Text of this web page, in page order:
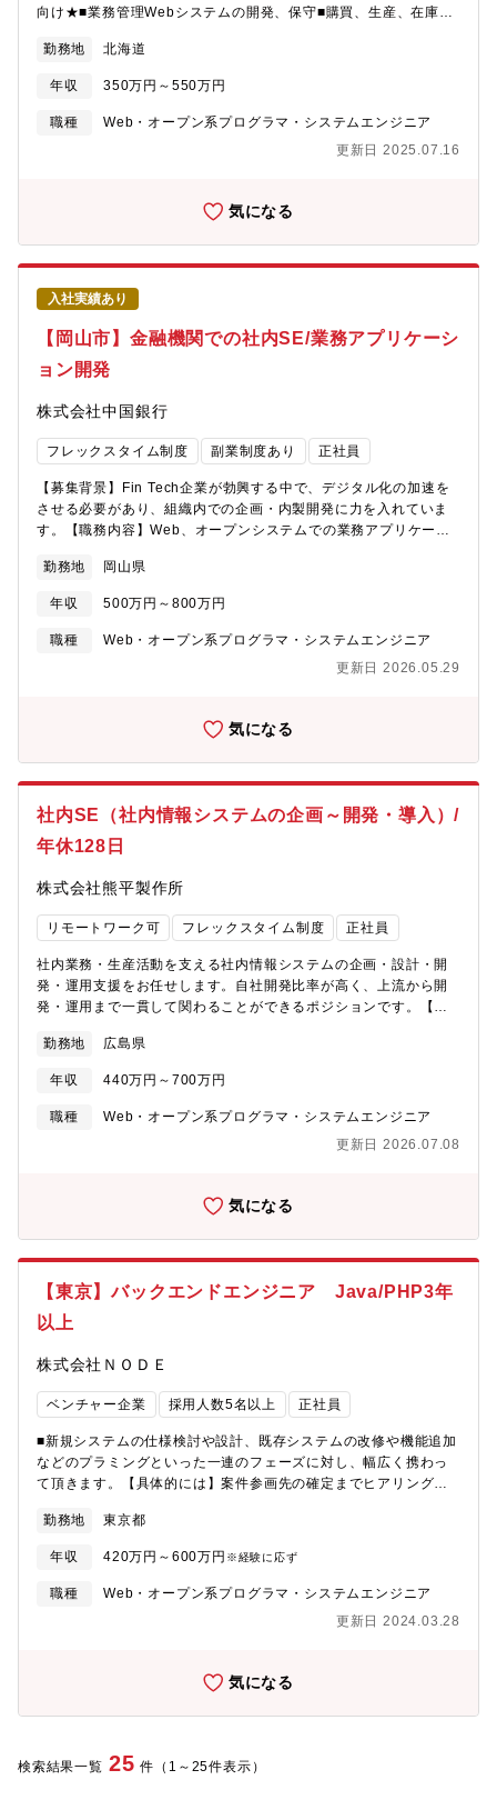
向け★■業務管理Webシステムの開発、保守■購買、生産、在庫、
労務管理が行えるシステムを内製化。★社外向け★■node-
eye（社外向けサービス）の開発保守 ■自社サイトなどCMSを利
用した開発、保守
勤務地 北海道
年収 350万円～550万円
職種
Web・オープン系プログラマ・システムエンジニア
更新日 2025.07.16
気になる
入社実績あり
【岡山市】金融機関での社内SE/業務アプリケーシ
ョン開発
株式会社中国銀行
フレックスタイム制度 副業制度あり 正社員
【募集背景】Fin Tech企業が勃興する中で、デジタル化の加速を
させる必要があり、組織内での企画・内製開発に力を入れていま
す。【職務内容】Web、オープンシステムでの業務アプリケーシ
は、企画グループ・開発グループ・運用管理グループの3つに分か
れており、計110名で構成されております。また、金融業界以外か
らの入社者も多く、それぞれが培ってきた技術・知識を発揮しな
がら、既存の金融サービスにとらわれない考え方を取り入れ、DX
部署によって異なりますが、働き方改革の推進により、年々減少
過去は新卒採用がほとんどでしたが、近年は中途採用にも力を入
れており、他業種からの採用者が増えています。今後、より一層
中途採用者を増やし、組織の多様化を進めていく方針です！（採
用者の前職例：コンサルティング、製造、運輸、旅行、人材、住
宅等）●専門職採用：総合職ではなく、自身の強みを生かせる専門
職としての採用です。通常、銀行員の昇進は厳格な年次管理を行
いますが、専門職制度では、在籍年数にかかわらず、能力と成果
活躍いただける環境が整っています。
勤務地 岡山県
年収 500万円～800万円
職種
Web・オープン系プログラマ・システムエンジニア
更新日 2026.05.29
気になる
社内SE（社内情報システムの企画～開発・導入）/
年休128日
株式会社熊平製作所
リモートワーク可 フレックスタイム制度 正社員
社内業務・生産活動を支える社内情報システムの企画・設計・開
発・運用支援をお任せします。自社開発比率が高く、上流から開
発・運用まで一貫して関わることができるポジションです。【主
整、業務支援・社内基幹システムにおける要件定義／設計／プロ
グラミング／テスト／運用支援、グループウェアなど 外部サービ
スの導入企画・運用支援※一部、インフラ関連および情報セキュ
リティ業務（主担当の支援・補助）■開発環境・技術スタック
語／ツール】：SQL/VB.NET/HTML / JavaScript / Python/
られる環境です。■担当するシステム領域製造業に必要な 社内シ
ステム全般 を担当いただきます。販売管理/生産管理/製造指示/在
庫管理/社内業務アプリケーション など上流工程から業務に深く携
われるため、社内業務理解とIT知識の両方が身につきます。■入社
後の流れ・担当業務入社後は、本人の経験・スキルに応じて担当
業務を決定します。まずは 既存システムの保守や、社内SEメンバ
ーの補助的な業務を担当その後、基幹システムや業務アプリケー
頂きます。丁寧なサポート体制があり、無理なく業務に慣れてい
勤務地 広島県
年収 440万円～700万円
職種
Web・オープン系プログラマ・システムエンジニア
更新日 2026.07.08
気になる
【東京】バックエンドエンジニア Java/PHP3年
以上
株式会社ＮＯＤＥ
ベンチャー企業 採用人数5名以上 正社員
■新規システムの仕様検討や設計、既存システムの改修や機能追加
などのプラミングといった一連のフェーズに対し、幅広く携わっ
て頂きます。【具体的には】案件参画先の確定までヒアリング
案します。【PJ実績※一例】・PCR検査キット検索システム・金
融機関向け業務アプリケーション・製品開発プロジェクトマネジ
メントツール【配属先】希望とスキルを考慮して決定を致しま
す。 ※ご希望いただければ、上流工程にも携わることができま
勤務地 東京都
年収 420万円～600万円 ※経験に応ず
職種
Web・オープン系プログラマ・システムエンジニア
更新日 2024.03.28
気になる
検索結果一覧 25 件（1～25件表示）